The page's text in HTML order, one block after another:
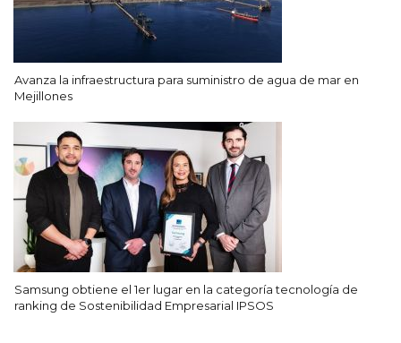
Avanza la infraestructura para suministro de agua de mar en
Mejillones
Samsung obtiene el 1er lugar en la categoría tecnología de
ranking de Sostenibilidad Empresarial IPSOS